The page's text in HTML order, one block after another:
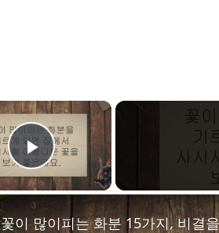
×
Play Video
꽃이 많이피는 화분 15가지, 비결